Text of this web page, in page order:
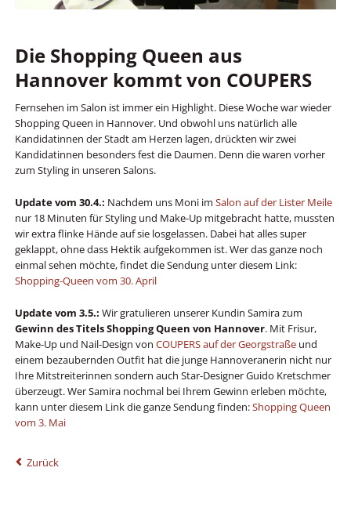
Die Shopping Queen aus
Hannover kommt von COUPERS
Fernsehen im Salon ist immer ein Highlight. Diese Woche war wieder
Shopping Queen in Hannover. Und obwohl uns natürlich alle
Kandidatinnen der Stadt am Herzen lagen, drückten wir zwei
Kandidatinnen besonders fest die Daumen. Denn die waren vorher
zum Styling in unseren Salons.
Update vom 30.4.: Nachdem uns Moni im Salon auf der Lister Meile
nur 18 Minuten für Styling und Make-Up mitgebracht hatte, mussten
wir extra flinke Hände auf sie losgelassen. Dabei hat alles super
geklappt, ohne dass Hektik aufgekommen ist. Wer das ganze noch
einmal sehen möchte, findet die Sendung unter diesem Link:
Shopping-Queen vom 30. April
Update vom 3.5.: Wir gratulieren unserer Kundin Samira zum
Gewinn des Titels Shopping Queen von Hannover. Mit Frisur,
Make-Up und Nail-Design von COUPERS auf der Georgstraßeund
einem bezaubernden Outfit hat die junge Hannoveranerin nicht nur
Ihre Mitstreiterinnen sondern auch Star-Designer Guido Kretschmer
überzeugt. Wer Samira nochmal bei Ihrem Gewinn erleben möchte,
kann unter diesem Link die ganze Sendung finden:Shopping Queen
vom 3. Mai
Zurück